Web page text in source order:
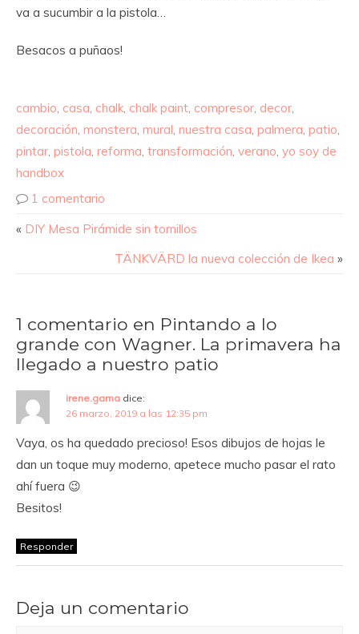
va a sucumbir a la pistola…
Besacos a puñaos!
cambio, casa, chalk, chalk paint, compresor, decor,
decoración, monstera, mural, nuestra casa, palmera, patio,
pintar, pistola, reforma, transformación, verano, yo soy de
handbox
1 comentario
« DIY Mesa Pirámide sin tornillos
TÄNKVÄRD la nueva colección de Ikea »
1 comentario en Pintando a lo
grande con Wagner. La primavera ha
llegado a nuestro patio
irene.gama dice:
26 marzo, 2019 a las 12:35 pm
Vaya, os ha quedado precioso! Esos dibujos de hojas le
dan un toque muy moderno, apetece mucho pasar el rato
ahí fuera 😉
Besitos!
Responder
Deja un comentario